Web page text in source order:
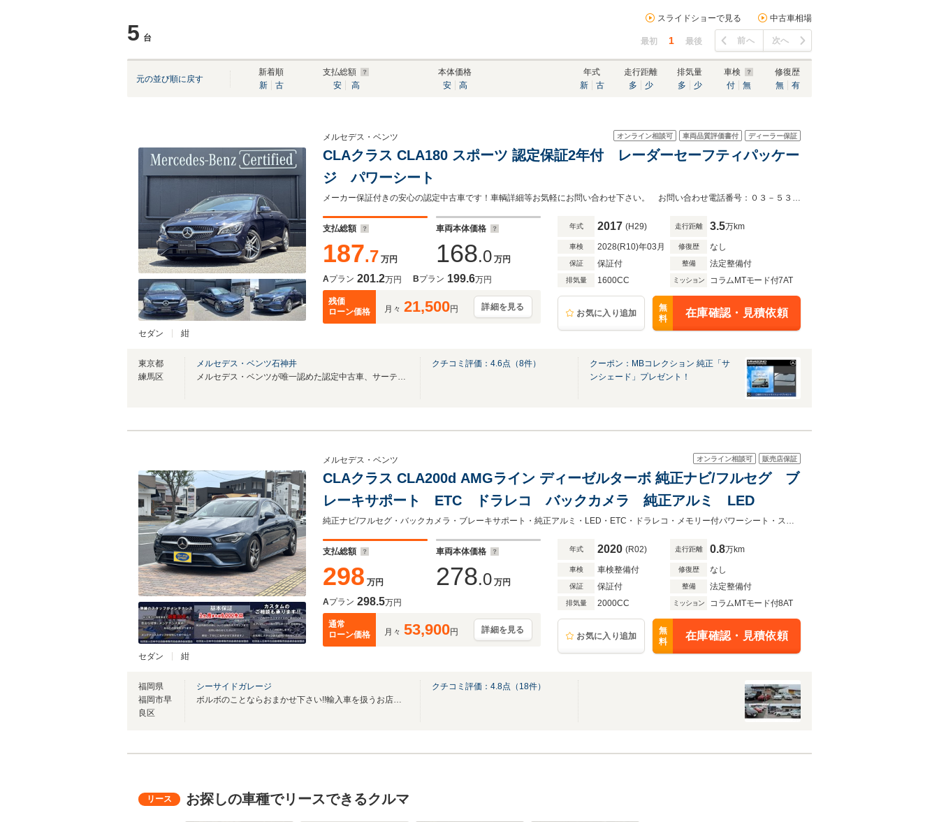
5 台
スライドショーで見る 中古車相場
最初 1 最後 前へ 次へ
元の並び順に戻す
新着順
新
古
支払総額
安
高
本体価格
安
高
年式
新
古
走行距離
多
少
排気量
多
少
車検
付
無
修復歴
無
有
セダン 紺
オンライン相談可 車両品質評価書付 ディーラー保証
メルセデス・ベンツ
CLAクラス CLA180 スポーツ 認定保証2年付 レーダーセーフティパッケー
ジ パワーシート
メーカー保証付きの安心の認定中古車です！車輌詳細等お気軽にお問い合わせ下さい。 お問い合わせ電話番号：０３－５３７２－５８００まで！！
支払総額
187.7 万円
車両本体価格
168.0 万円
Aプラン 201.2万円 Bプラン 199.6万円
残価
ローン価格
月々 21,500円 詳細を見る
年式 2017 (H29) 走行距離 3.5万km
車検 2028(R10)年03月 修復歴 なし
保証 保証付 整備 法定整備付
排気量 1600CC ミッション コラムMTモード付7AT
お気に入り追加
無
料
在庫確認・見積依頼
東京都
練馬区
メルセデス・ベンツ石神井
メルセデス・ベンツが唯一認めた認定中古車、サーティファイドカー販売店です。
クチコミ評価： 4.6点（8件）
クーポン：MBコレクション 純正「サ
ンシェード」プレゼント！
セダン 紺
オンライン相談可 販売店保証
メルセデス・ベンツ
CLAクラス CLA200d AMGライン ディーゼルターボ 純正ナビ/フルセグ ブ
レーキサポート ETC ドラレコ バックカメラ 純正アルミ LED
純正ナビ/フルセグ・バックカメラ・ブレーキサポート・純正アルミ・LED・ETC・ドラレコ・メモリー付パワーシート・スマートキー・プッシュスタート・クルコン
支払総額
298 万円
車両本体価格
278.0 万円
Aプラン 298.5万円
通常
ローン価格
月々 53,900円 詳細を見る
年式 2020 (R02) 走行距離 0.8万km
車検 車検整備付 修復歴 なし
保証 保証付 整備 法定整備付
排気量 2000CC ミッション コラムMTモード付8AT
お気に入り追加
無
料
在庫確認・見積依頼
福岡県
福岡市早
良区
シーサイドガレージ
ボルボのことならおまかせ下さい!!輸入車を扱うお店として安心感・納得感をお客様に！
クチコミ評価： 4.8点（ 18件）
お探しの車種でリースできるクルマ